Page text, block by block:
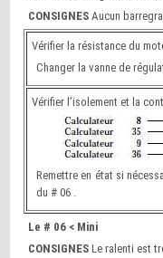
CONSIGNES Aucun
Vérifier la résistance du
Changer la vanne de
Vérifier l’isolement et la
Remettre en état si
du # 06 .
Le # 06 < Mini
CONSIGNES Le ralenti est